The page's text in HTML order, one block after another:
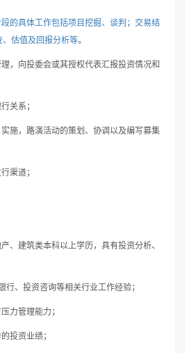
的具体工作包括项目挖掘、谈判；交易结
估值及回报分析等。
，向投委会或其授权代表汇报投资情况和
关系；
施，路演活动的策划、协调以及编写募集
渠道；
、建筑类本科以上学历，具有投资分析、
行、投资咨询等相关行业工作经验；
力管理能力；
投资业绩；